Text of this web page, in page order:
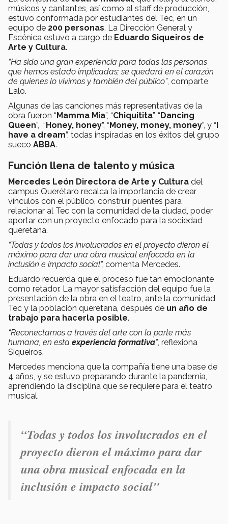
músicos y cantantes, así como al staff de producción,
estuvo conformada por estudiantes del Tec, en un
equipo de 200 personas. La Dirección General y
Escénica estuvo a cargo de Eduardo Siqueiros de
Arte y Cultura.
“Ha sido una gran experiencia para todas las personas
que hemos estado implicadas; se quedará en el corazón
de quienes lo vivimos y también del público”, comparte
Lalo.
Algunas de las canciones más representativas de la
obra fueron “Mamma Mia”, “Chiquitita”, “Dancing
Queen”, “Honey, honey”, “Money, money, money”, y “I
have a dream”, todas inspiradas en los éxitos del grupo
sueco ABBA.
Función llena de talento y música
Mercedes León Directora de Arte y Cultura del
campus Querétaro recalca la importancia de crear
vínculos con el público, construir puentes para
relacionar al Tec con la comunidad de la ciudad, poder
aportar con un proyecto enfocado para la sociedad
queretana.
“Todas y todos los involucrados en el proyecto dieron el
máximo para dar una obra musical enfocada en la
inclusión e impacto social”, comenta Mercedes.
Eduardo recuerda que el proceso fue tan emocionante
como retador. La mayor satisfacción del equipo fue la
presentación de la obra en el teatro, ante la comunidad
Tec y la población queretana, después de un año de
trabajo para hacerla posible.
“Reconectamos a través del arte con la parte más
humana, en esta experiencia formativa”, reflexiona
Siqueiros.
Mercedes menciona que la compañía tiene una base de
4 años, y se estuvo preparando durante la pandemia,
aprendiendo la disciplina que se requiere para el teatro
musical.
“Todas y todos los involucrados en el
proyecto dieron el máximo para dar
una obra musical enfocada en la
inclusión e impacto social"